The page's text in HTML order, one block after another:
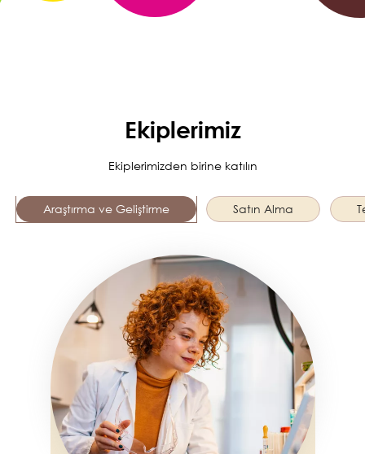
Ekiplerimiz
Ekiplerimizden birine katılın
Araştırma ve Geliştirme Satın Alma